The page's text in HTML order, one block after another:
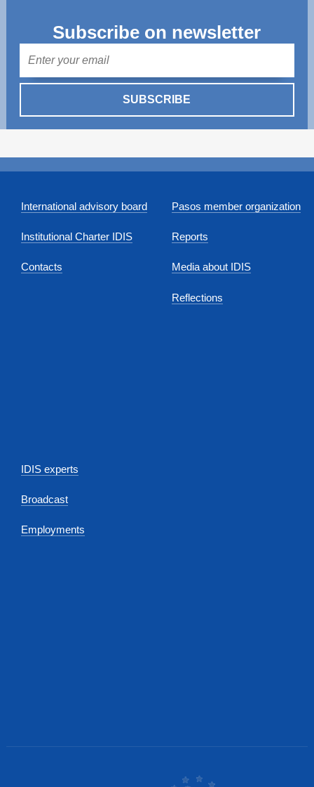
Subscribe on newsletter
SUBSCRIBE
International advisory board
Institutional Charter IDIS
Contacts
Pasos member organization
Reports
Media about IDIS
Reflections
IDIS experts
Broadcast
Employments